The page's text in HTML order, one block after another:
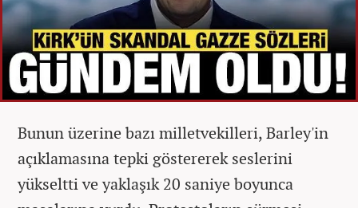
Bunun üzerine bazı milletvekilleri, Barley'in
açıklamasına tepki göstererek seslerini
yükseltti ve yaklaşık 20 saniye boyunca